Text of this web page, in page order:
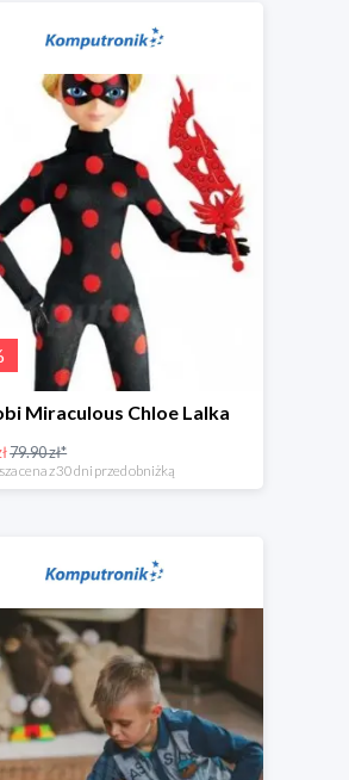
Miraculous Chloe Lalka
79.90 zł*
cena z 30 dni przed obniżką